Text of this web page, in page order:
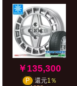
￥135,300
P 還元1％